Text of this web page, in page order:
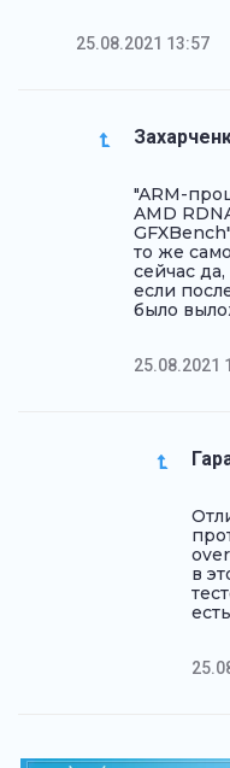
25.08.2021 13:57
"ARM-
AMD
то же
сейчас
если
было
25.08.2021
в